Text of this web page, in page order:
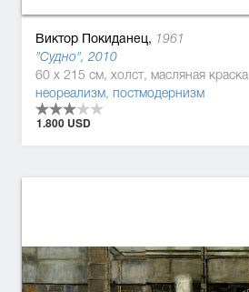
Виктор Покиданец, 1961
"Судно", 2010
60 x 215 см, холст, масляная краска
неореализм, постмодернизм
1.800 USD